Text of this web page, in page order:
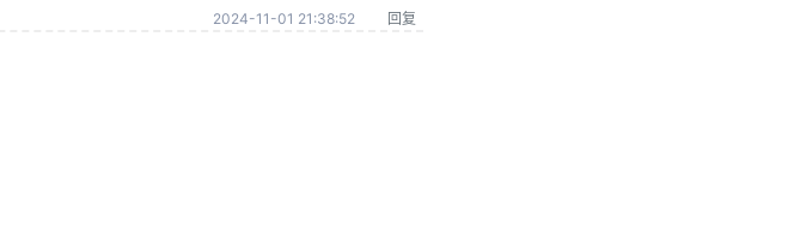
2024-11-01 21:38:52 回复